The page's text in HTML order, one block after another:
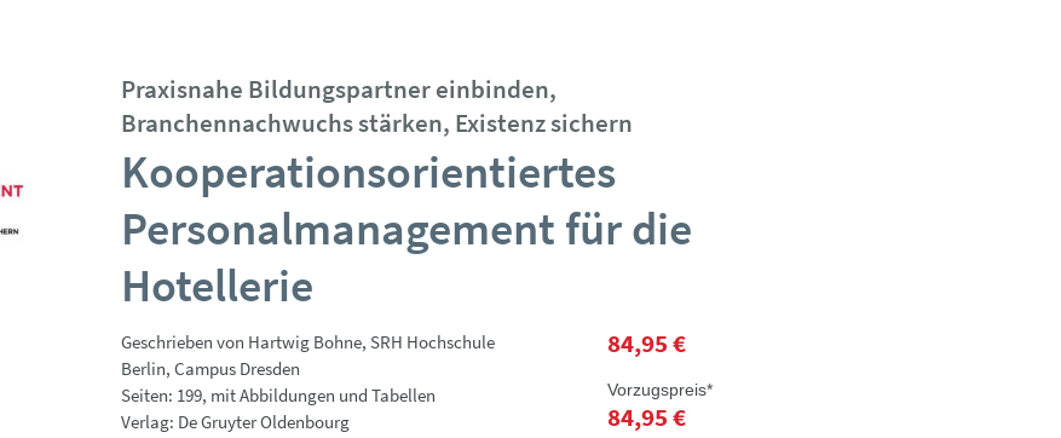
Praxisnahe Bildungspartner einbinden,
Branchennachwuchs stärken, Existenz sichern
Kooperationsorientiertes
Personalmanagement für die
Hotellerie
Geschrieben von Hartwig Bohne, SRH Hochschule
Berlin, Campus Dresden
Seiten: 199, mit Abbildungen und Tabellen
Verlag: De Gruyter Oldenbourg
84,95 €
Vorzugspreis*
84,95 €